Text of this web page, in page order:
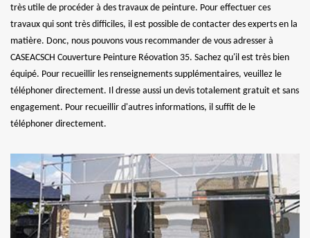
très utile de procéder à des travaux de peinture. Pour effectuer ces
travaux qui sont très difficiles, il est possible de contacter des experts en la
matière. Donc, nous pouvons vous recommander de vous adresser à
CASEACSCH Couverture Peinture Réovation 35. Sachez qu'il est très bien
équipé. Pour recueillir les renseignements supplémentaires, veuillez le
téléphoner directement. Il dresse aussi un devis totalement gratuit et sans
engagement. Pour recueillir d'autres informations, il suffit de le
téléphoner directement.